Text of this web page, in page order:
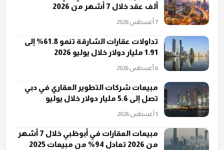
ألف عقد خلال 7 أشهر من 2026
7 أغسطس 2026
تداولات عقارات الشارقة تنمو 61.8% إلى
1.91 مليار دولار خلال يوليو 2026
6 أغسطس 2026
مبيعات شركات التطوير العقاري في دبي
تصل إلى 5.6 مليار دولار خلال يوليو
5 أغسطس 2026
مبيعات العقارات في أبوظبي خلال 7 أشهر
من 2026 تعادل 94% من مبيعات 2025